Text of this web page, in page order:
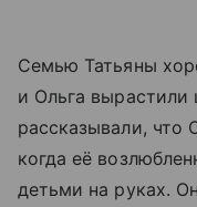
Семью Татьяны
и Ольга
рассказывали, что
когда её
детьми на руках.